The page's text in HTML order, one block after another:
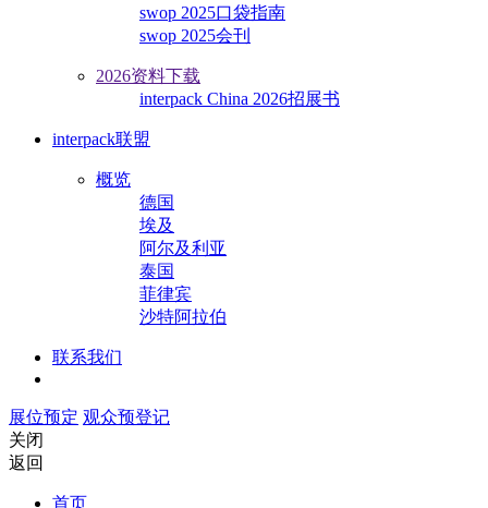
swop 2025口袋指南
swop 2025会刊
2026资料下载
interpack China 2026招展书
interpack联盟
概览
德国
埃及
阿尔及利亚
泰国
菲律宾
沙特阿拉伯
联系我们
展位预定 观众预登记
关闭
返回
首页